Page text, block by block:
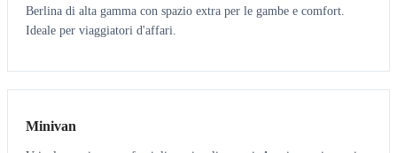
Berlina di alta gamma con spazio extra per le gambe e comfort.
Ideale per viaggiatori d'affari.
6 5
Minivan